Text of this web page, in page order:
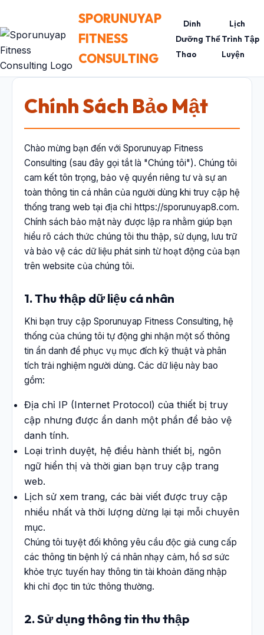
SPORUNUYAP
FITNESS
CONSULTING
Dinh
Dưỡng Thể
Thao
Lịch
Trình Tập
Luyện
Chính Sách Bảo Mật
Chào mừng bạn đến với Sporunuyap Fitness
Consulting (sau đây gọi tắt là "Chúng tôi"). Chúng tôi
cam kết tôn trọng, bảo vệ quyền riêng tư và sự an
toàn thông tin cá nhân của người dùng khi truy cập hệ
thống trang web tại địa chỉ https://sporunuyap8.com.
Chính sách bảo mật này được lập ra nhằm giúp bạn
hiểu rõ cách thức chúng tôi thu thập, sử dụng, lưu trữ
và bảo vệ các dữ liệu phát sinh từ hoạt động của bạn
trên website của chúng tôi.
1. Thu thập dữ liệu cá nhân
Khi bạn truy cập Sporunuyap Fitness Consulting, hệ
thống của chúng tôi tự động ghi nhận một số thông
tin ẩn danh để phục vụ mục đích kỹ thuật và phân
tích trải nghiệm người dùng. Các dữ liệu này bao
gồm:
Địa chỉ IP (Internet Protocol) của thiết bị truy
cập nhưng được ẩn danh một phần để bảo vệ
danh tính.
Loại trình duyệt, hệ điều hành thiết bị, ngôn
ngữ hiển thị và thời gian bạn truy cập trang
web.
Lịch sử xem trang, các bài viết được truy cập
nhiều nhất và thời lượng dừng lại tại mỗi chuyên
mục.
Chúng tôi tuyệt đối không yêu cầu độc giả cung cấp
các thông tin bệnh lý cá nhân nhạy cảm, hồ sơ sức
khỏe trực tuyến hay thông tin tài khoản đăng nhập
khi chỉ đọc tin tức thông thường.
2. Sử dụng thông tin thu thập